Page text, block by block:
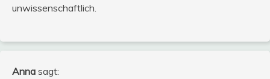
unwissenschaftlich.
Anna sagt: